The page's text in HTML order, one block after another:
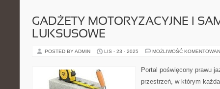
GADŻETY MOTORYZACYJNE I
LUKSUSOWE
POSTED BY ADMIN LIS - 23 - 2025 MOŻLIWOŚĆ
Portal poświęcony prawu
przestrzeń, w którym